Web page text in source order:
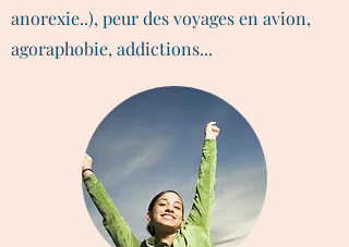
anorexie..), peur des voyages en avion,
agoraphobie, addictions...